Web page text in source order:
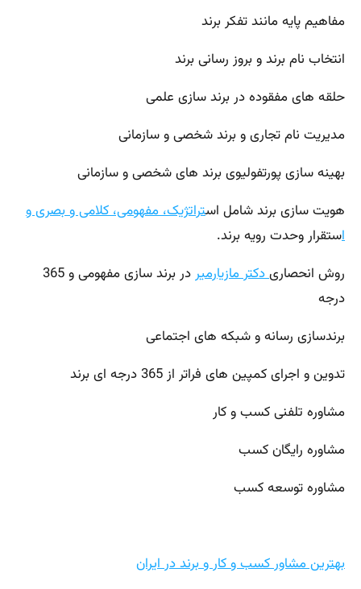
مفاهیم پایه مانند تفکر برند
انتخاب نام برند و بروز رسانی برند
حلقه های مفقوده در برند سازی علمی
مدیریت نام تجاری و برند شخصی و سازمانی
بهینه سازی پورتفولیوی برند های شخصی و سازمانی
هویت سازی برند شامل استراتژیک، مفهومی، کلامی و بصری و
استقرار وحدت رویه برند.
روش انحصاریدکتر مازیارمیر
در برند سازی مفهومی و 365
درجه
برندسازی رسانه و شبکه های اجتماعی
تدوین و اجرای کمپین های فراتر از 365 درجه ای برند
مشاوره تلفنی کسب و کار
مشاوره رایگان کسب
مشاوره توسعه کسب
بهترین مشاور کسب و کار و برند در ایران